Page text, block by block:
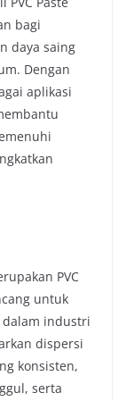
bagi
daya saing
Dengan
aplikasi
PVC
untuk
industri
dispersi
konsisten,
serta